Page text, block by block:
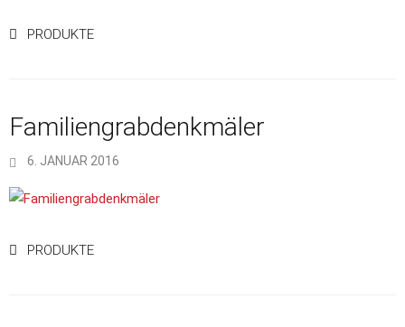
PRODUKTE
Familiengrabdenkmäler
6. JANUAR 2016
PRODUKTE